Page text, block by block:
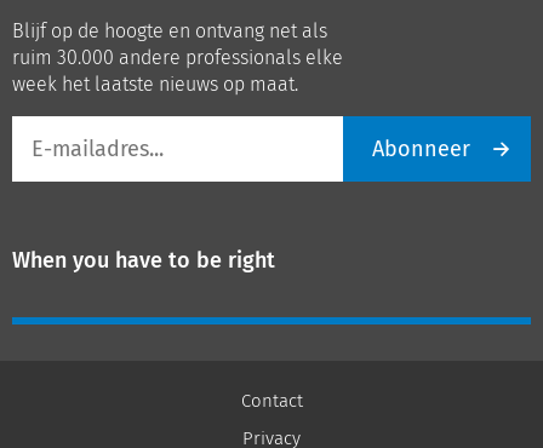
LinkedInYoutube
Blijf op de hoogte en ontvang net als
ruim 30.000 andere professionals elke
week het laatste nieuws op maat.
mailadres
Abonneer
When you have to be right
Contact
Privacy